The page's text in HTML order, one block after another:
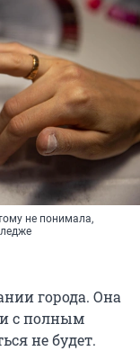
не понимала,
города. Она
и с полным
не будет.